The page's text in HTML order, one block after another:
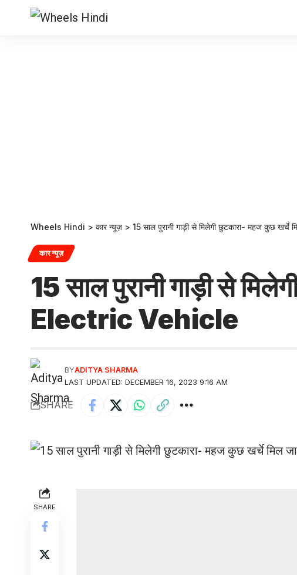
Wheels Hindi > कार न्यूज़ > 15 साल पुरानी गाड़ी से मिलेगी छुटकारा- महज कुछ
कार न्यूज़
15 साल पुरानी गाड़ी से
Electric Vehicle
LAST UPDATED: DECEMBER 16, 2023 9:16 AM
BYADITYA SHARMA
SHARE
SHARE